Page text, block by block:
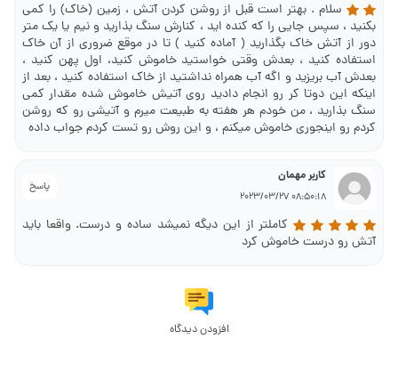
سلام . بهتر است قبل از روشن کردن آتش ، زمین (خاک) را کمی
بکنید ، سپس جایی را که کنده اید ، کنارش سنگ بذارید و نیم یا یک متر
دور از آتش خاک بگذارید ( آماده کنید ) تا در موقع ضروری از آن خاک
استفاده کنید ، بعدش وقتی خواستید خاموش کنید، اول پهن کنید ،
بعدش آب بریزید و اگه آب همراه نداشتید از خاک استفاده کنید ، بعد از
اینکه این دوتا کر رو انجام دادید روی آتیش خاموش شده مقدار کمی
سنگ بذارید ، من خودم هر هفته به طبیعت میرم و آتیشی رو که روشن
کردم رو اینجوری خاموش میکنم ، و این روش رو تست کردم جواب داده
پاسخ
کاربر مهمان
08:50:18 2023/03/27
کاملتر از این دیگه نمیشد ساده و درست. واقعا باید
آتش رو درست خاموش کرد
افزودن دیدگاه